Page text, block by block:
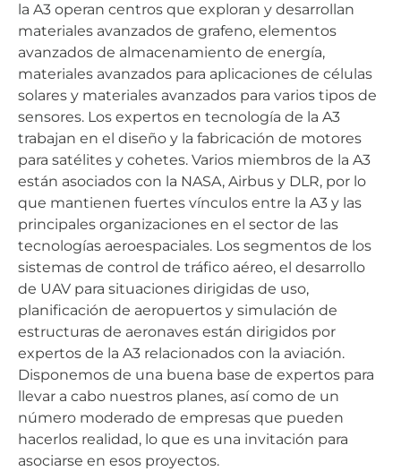
la A3 operan centros que exploran y desarrollan
materiales avanzados de grafeno, elementos
avanzados de almacenamiento de energía,
materiales avanzados para aplicaciones de células
solares y materiales avanzados para varios tipos de
sensores. Los expertos en tecnología de la A3
trabajan en el diseño y la fabricación de motores
para satélites y cohetes. Varios miembros de la A3
están asociados con la NASA, Airbus y DLR, por lo
que mantienen fuertes vínculos entre la A3 y las
principales organizaciones en el sector de las
tecnologías aeroespaciales. Los segmentos de los
sistemas de control de tráfico aéreo, el desarrollo
de UAV para situaciones dirigidas de uso,
planificación de aeropuertos y simulación de
estructuras de aeronaves están dirigidos por
expertos de la A3 relacionados con la aviación.
Disponemos de una buena base de expertos para
llevar a cabo nuestros planes, así como de un
número moderado de empresas que pueden
hacerlos realidad, lo que es una invitación para
asociarse en esos proyectos.